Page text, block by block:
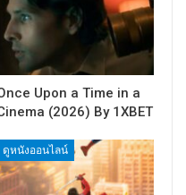
Upon a Time in a
(2026) By 1XBET
ดูหนังออนไลน์